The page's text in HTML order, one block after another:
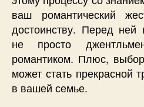
ваш романтический
достоинству. Перед ней
не просто
романтиком. Плюс,
может стать прекрасной
в вашей семье.